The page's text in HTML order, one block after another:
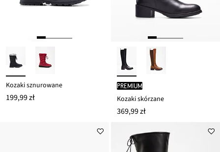
Kozaki sznurowane
199,99 zł
PREMIUM
Kozaki skórzane
369,99 zł